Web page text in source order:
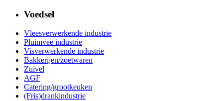
Voedsel
Vleesverwerkende industrie
Pluimvee industrie
Visverwerkende industrie
Bakkerijen/zoetwaren
Zuivel
AGF
Catering/grootkeuken
(Fris)drankindustrie